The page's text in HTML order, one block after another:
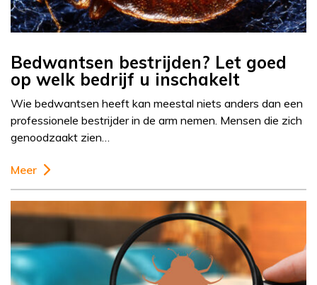
Bedwantsen bestrijden? Let goed
op welk bedrijf u inschakelt
Wie bedwantsen heeft kan meestal niets anders dan een
professionele bestrijder in de arm nemen. Mensen die zich
genoodzaakt zien…
Meer